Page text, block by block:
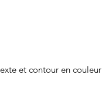
et contour en couleur